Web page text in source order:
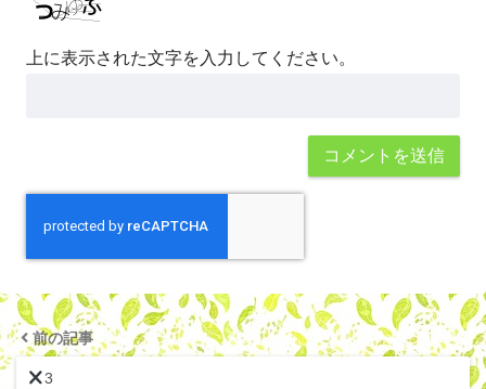
上に表示された文字を入力してください。
前の記事
3